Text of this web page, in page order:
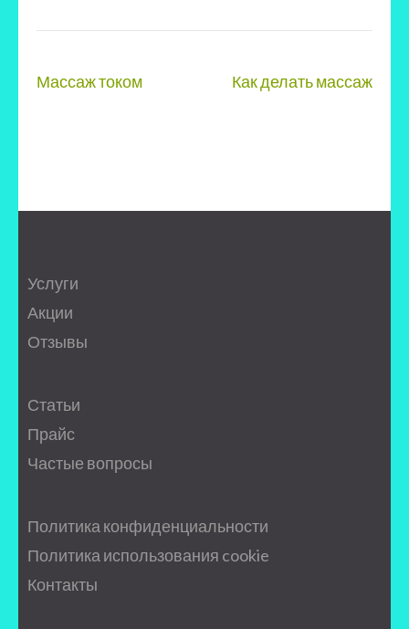
Навигация
Массаж током Как делать массаж
Услуги
Акции
Отзывы
Статьи
Прайс
Частые вопросы
Политика конфиденциальности
Политика использования cookie
Контакты